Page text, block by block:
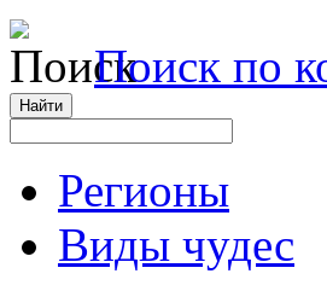
Поиск по
Регионы
Виды чудес